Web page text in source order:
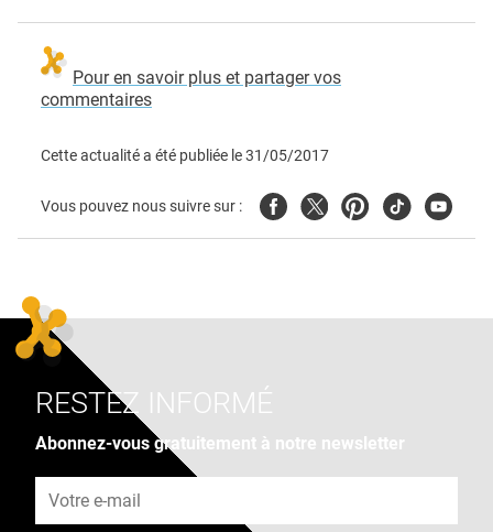
Pour en savoir plus et partager vos
commentaires
Cette actualité a été publiée le31/05/2017
Vous pouvez nous suivre sur : FacebookTwitterPinterest
TiktokYoutube
RESTEZ INFORMÉ
Abonnez-vous gratuitement à notre newsletter